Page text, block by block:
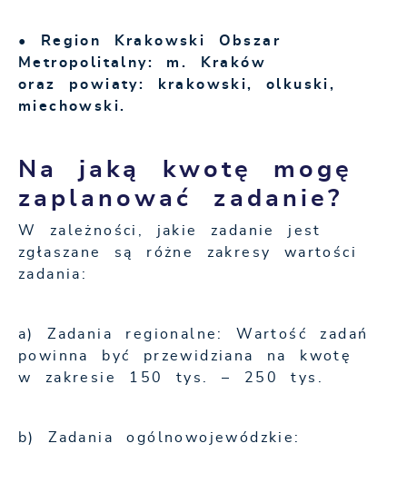
• Region Krakowski Obszar
Metropolitalny: m. Kraków
oraz powiaty: krakowski, olkuski,
miechowski.
Na jaką kwotę mogę
zaplanować zadanie?
W zależności, jakie zadanie jest
zgłaszane są różne zakresy wartości
zadania:
a) Zadania regionalne: Wartość zadań
powinna być przewidziana na kwotę
w zakresie 150 tys. – 250 tys.
b) Zadania ogólnowojewódzkie: